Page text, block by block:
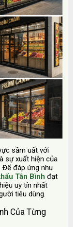
sầm uất với
sự xuất hiện của
Để đáp ứng nhu
Tân Bình đạt
uy tín nhất
tiêu dùng.
Của Từng